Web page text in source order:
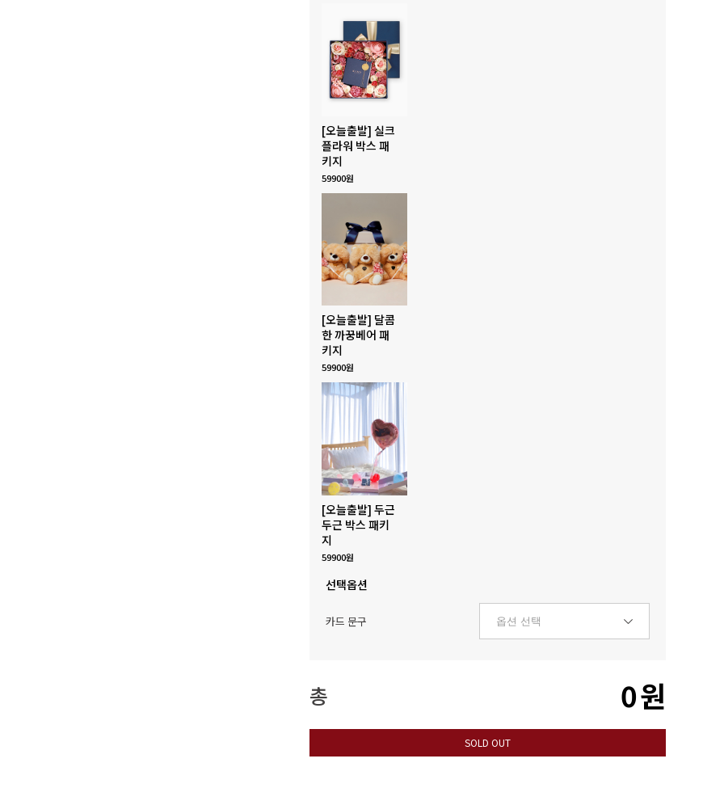
[오늘출발] 실크
플라워 박스 패
키지
59900원
[오늘출발] 달콤
한 까꿍베어 패
키지
59900원
[오늘출발] 두근
두근 박스 패키
지
59900원
선택옵션
카드 문구
총 0원
SOLD OUT